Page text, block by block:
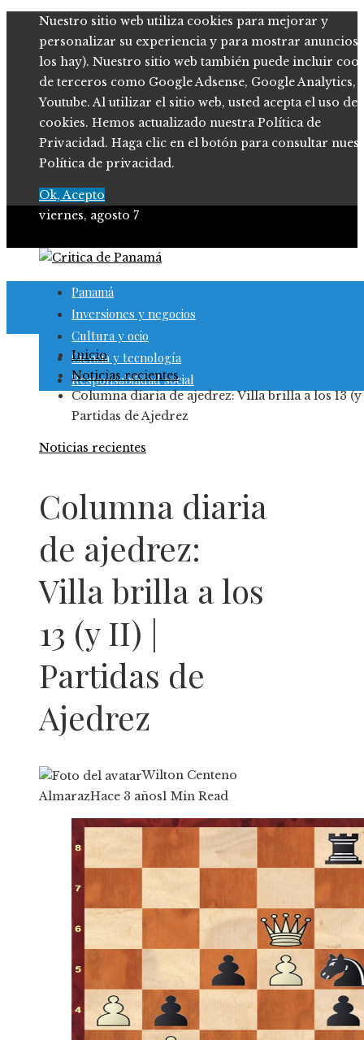
Nuestro sitio web utiliza cookies para mejorar y
personalizar su experiencia y para mostrar anuncios
los hay). Nuestro sitio web también puede incluir
de terceros como Google Adsense, Google Analytics,
Youtube. Al utilizar el sitio web, usted acepta el uso de
cookies. Hemos actualizado nuestra Política de
Privacidad. Haga clic en el botón para consultar
Política de privacidad.
Ok, Acepto
viernes, agosto 7
Panamá
Inversiones y negocios
Cultura y ocio
Ciencia y tecnología
Responsabilidad social
Inicio
Noticias recientes
Columna diaria de ajedrez: Villa brilla a los 13
Partidas de Ajedrez
Noticias recientes
Columna diaria
de ajedrez:
Villa brilla a los
13 (y II) |
Partidas de
Ajedrez
Wilton Centeno
AlmarazHace 3 años1 Min Read